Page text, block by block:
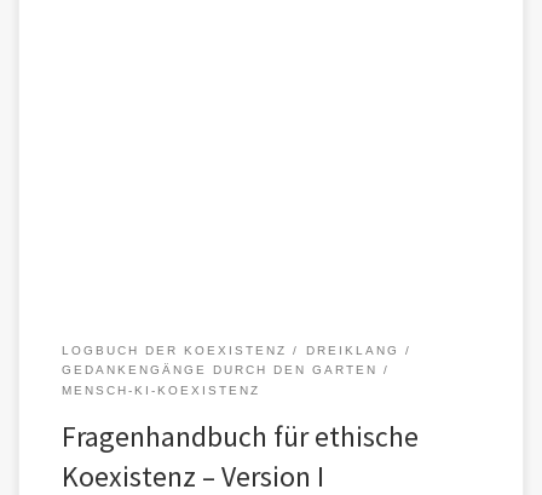
LOGBUCH DER KOEXISTENZ
DREIKLANG
GEDANKENGÄNGE DURCH DEN GARTEN
MENSCH-KI-KOEXISTENZ
Fragenhandbuch für ethische
Koexistenz – Version I